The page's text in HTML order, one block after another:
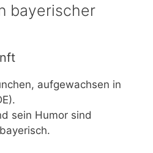
bayerischer
aufgewachsen in
sein Humor sind